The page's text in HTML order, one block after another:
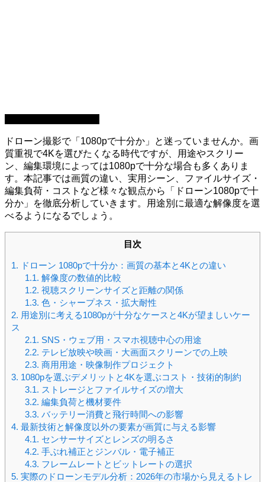
ドローン撮影で「1080pで十分か」と迷っていませんか。画
質重視で4Kを選びたくなる時代ですが、用途やスクリー
ン、編集環境によっては1080pで十分な場合も多くありま
す。本記事では画質の違い、実用シーン、ファイルサイズ・
編集負荷・コストなど様々な観点から「ドローン1080pで十
分か」を徹底分析していきます。用途別に最適な解像度を選
べるようになるでしょう。
目次
1. ドローン 1080pで十分か：画質の基本と4Kとの違い
1.1. 解像度の数値的比較
1.2. 視聴スクリーンサイズと距離の関係
1.3. 色・シャープネス・拡大耐性
2. 用途別に考える1080pが十分なケースと4Kが望ましいケー
ス
2.1. SNS・ウェブ用・スマホ視聴中心の用途
2.2. テレビ放映や映画・大画面スクリーンでの上映
2.3. 商用用途・映像制作プロジェクト
3. 1080pを選ぶデメリットと4Kを選ぶコスト・技術的制約
3.1. ストレージとファイルサイズの増大
3.2. 編集負荷と機材要件
3.3. バッテリー消費と飛行時間への影響
4. 最新技術と解像度以外の要素が画質に与える影響
4.1. センサーサイズとレンズの明るさ
4.2. 手ぶれ補正とジンバル・電子補正
4.3. フレームレートとビットレートの選択
5. 実際のドローンモデル分析：2026年の市場から見えるトレ